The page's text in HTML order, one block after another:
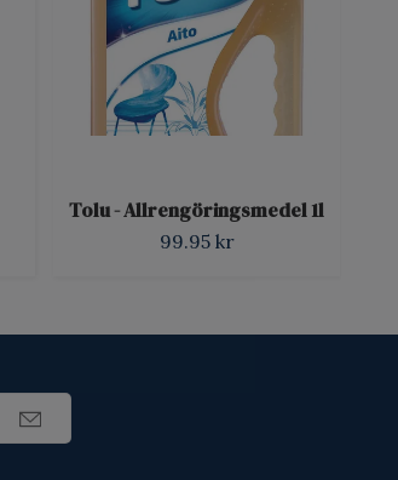
Tolu - Allrengöringsmedel 1l
99.95 kr